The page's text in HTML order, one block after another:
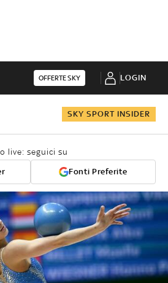
OFFERTE SKY LOGIN
SKY SPORT INSIDER
live: seguici su
Fonti Preferite